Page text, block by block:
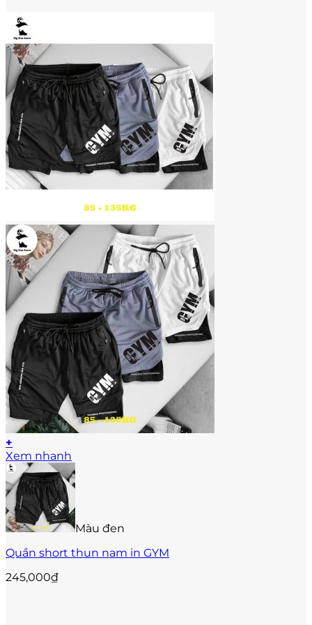
+
Sản
phẩm
này
có
nhiều
biến
thể.
Các
tùy
chọn
Xem nhanh
Màu đen
Quần short thun nam in GYM
245,000₫